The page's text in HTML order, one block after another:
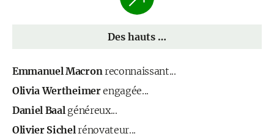
Des hauts …
Emmanuel Macronreconnaissant...
Olivia Wertheimerengagée...
Daniel Baalgénéreux...
Olivier Sichelrénovateur...